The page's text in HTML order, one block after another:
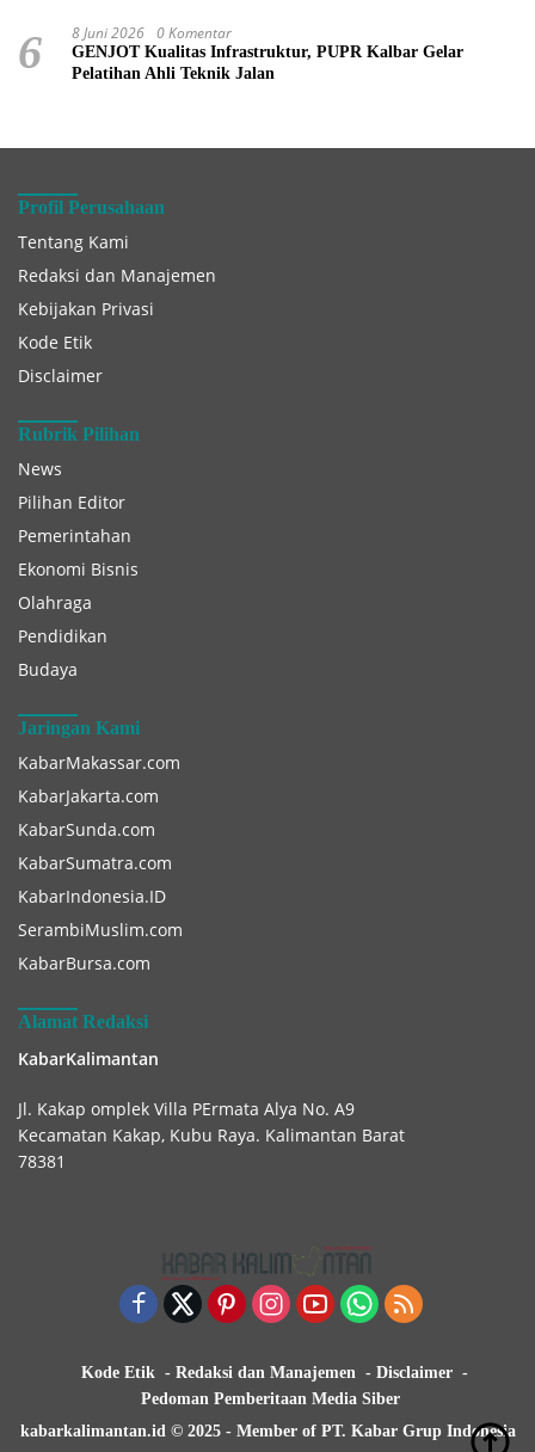
6 8 Juni 2026 0 Komentar
GENJOT Kualitas Infrastruktur, PUPR Kalbar Gelar
Pelatihan Ahli Teknik Jalan
Profil Perusahaan
Tentang Kami
Redaksi dan Manajemen
Kebijakan Privasi
Kode Etik
Disclaimer
Rubrik Pilihan
News
Pilihan Editor
Pemerintahan
Ekonomi Bisnis
Olahraga
Pendidikan
Budaya
Jaringan Kami
KabarMakassar.com
KabarJakarta.com
KabarSunda.com
KabarSumatra.com
KabarIndonesia.ID
SerambiMuslim.com
KabarBursa.com
Alamat Redaksi
KabarKalimantan
Jl. Kakap omplek Villa PErmata Alya No. A9
Kecamatan Kakap, Kubu Raya. Kalimantan Barat
78381
Kode Etik Redaksi dan Manajemen
Disclaimer
Pedoman Pemberitaan Media Siber
kabarkalimantan.id © 2025 - Member of PT. Kabar Grup Indonesia